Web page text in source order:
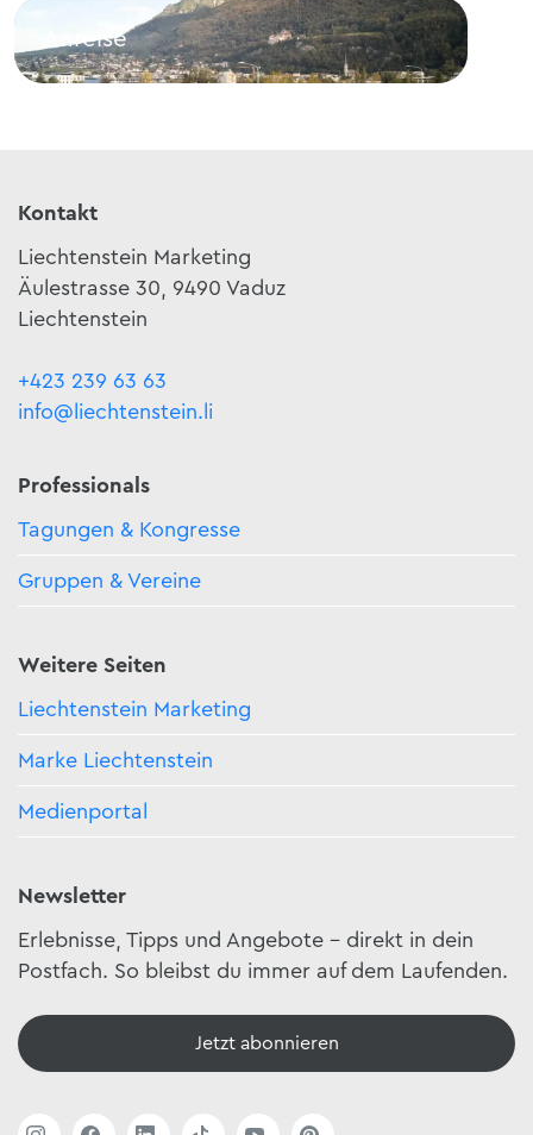
Anreise
Anreise
Kontakt
Liechtenstein Marketing
Äulestrasse 30, 9490 Vaduz
Liechtenstein
+423 239 63 63
info@liechtenstein.li
Professionals
Tagungen & Kongresse
Gruppen & Vereine
Weitere Seiten
Liechtenstein Marketing
Marke Liechtenstein
Medienportal
Newsletter
Erlebnisse, Tipps und Angebote – direkt in dein
Postfach. So bleibst du immer auf dem Laufenden.
Jetzt abonnieren